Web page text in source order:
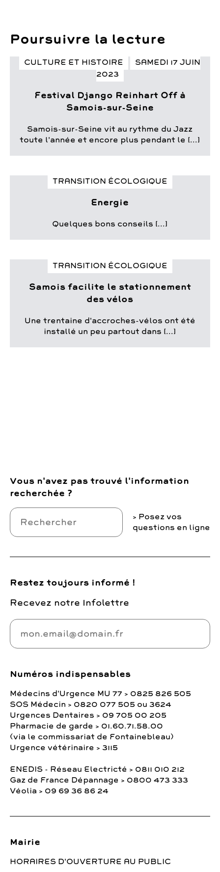
Samois infos n°23
Samois infos n°21
Samois infos n°20
Samois infos n°18
Samois infos n°17
Samois infos n°15
Samois infos n°14
Samois infos n°13
Samois infos n°11
Samois infos n°9
Samois infos n°8
Samois infos n°4
Samois infos n°3
Samois infos n°2
Poursuivre la lecture
CULTURE ET HISTOIRE
SAMEDI 17 JUIN
2023
Festival Django Reinhart Off à
Samois-sur-Seine
Samois-sur-Seine vit au rythme du Jazz
toute l'année et encore plus pendant le [...]
TRANSITION ÉCOLOGIQUE
Energie
Quelques bons conseils [...]
TRANSITION ÉCOLOGIQUE
Samois facilite le stationnement
des vélos
Une trentaine d'accroches-vélos ont été
installé un peu partout dans [...]
Vous n'avez pas trouvé l'information
recherchée ?
Posez vos
questions en ligne
Restez toujours informé !
Recevez notre Infolettre
Numéros indispensables
Médecins d'Urgence MU 77 > 0825 826 505
SOS Médecin > 0820 077 505 ou 3624
Urgences Dentaires > 09 705 00 205
Pharmacie de garde > 01.60.71.58.00
(via le commissariat de Fontainebleau)
Urgence vétérinaire > 3115
ENEDIS - Réseau Electricté > 0811 010 212
Gaz de France Dépannage > 0800 473 333
Véolia > 09 69 36 86 24
Mairie
HORAIRES D'OUVERTURE AU PUBLIC